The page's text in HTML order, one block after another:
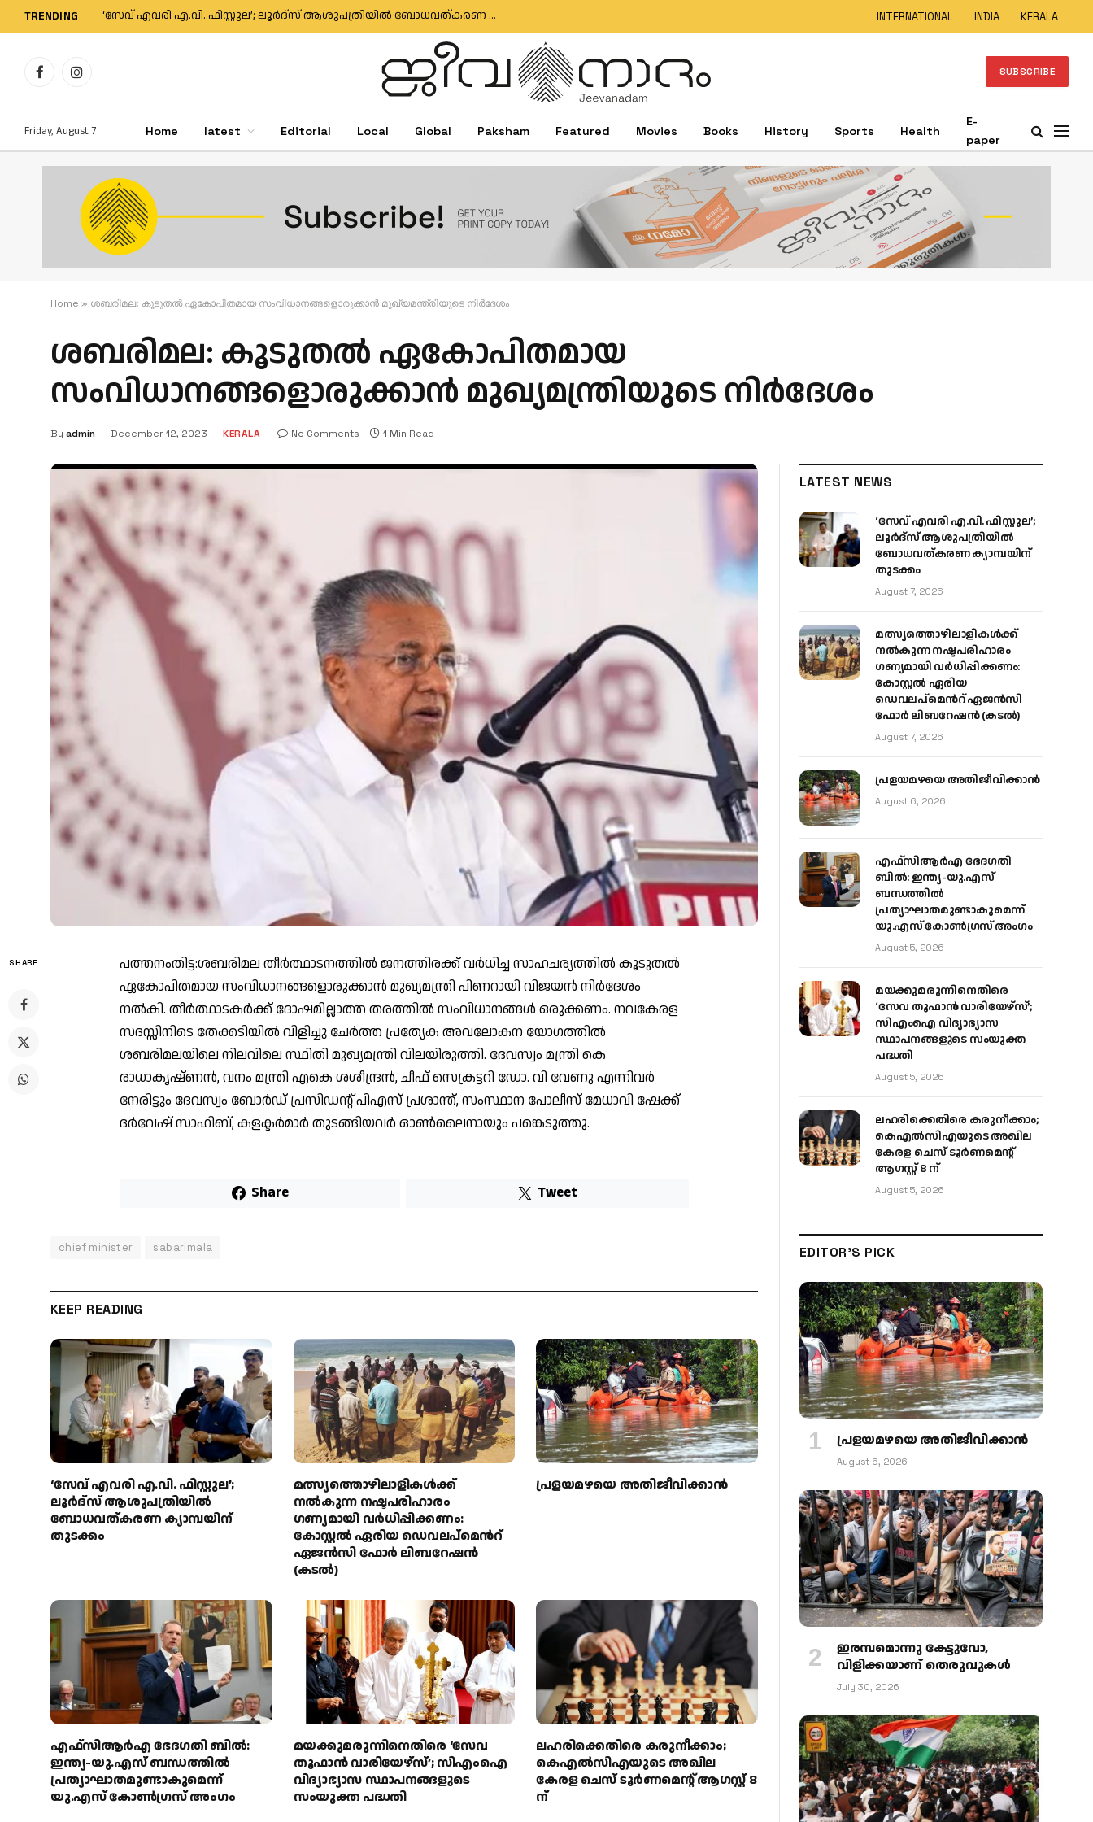
TRENDING ‘സേവ് എവരി എ.വി. ഫിസ്റ്റുല’; ലൂർദ്‌സ് ആശുപത്രിയിൽ ബോധവത്കരണ ക്യാമ്പയിന് തുടക്കം INTERNATIONAL INDIA KERALA
FacebookInstagram SUBSCRIBE
Friday, August 7 Home latest Editorial Local Global Paksham Featured Movies Books History Sports Health
E-
paper
Home » ശബരിമല: കൂടുതൽ ഏകോപിതമായ സംവിധാനങ്ങളൊരുക്കാൻ മുഖ്യമന്ത്രിയുടെ നിർദേശം
ശബരിമല: കൂടുതൽ ഏകോപിതമായ
സംവിധാനങ്ങളൊരുക്കാൻ മുഖ്യമന്ത്രിയുടെ നിർദേശം
By admin December 12, 2023 KERALA No Comments 1 Min Read
SHARE
പത്തനംതിട്ട:ശബരിമല തീർത്ഥാടനത്തിൽ ജനത്തിരക്ക് വർധിച്ച സാഹചര്യത്തിൽ കൂടുതൽ
ഏകോപിതമായ സംവിധാനങ്ങളൊരുക്കാൻ മുഖ്യമന്ത്രി പിണറായി വിജയൻ നിർദേശം
നൽകി. തീർത്ഥാടകർക്ക് ദോഷമില്ലാത്ത തരത്തിൽ സംവിധാനങ്ങൾ ഒരുക്കണം. നവകേരള
സദസ്സിനിടെ തേക്കടിയിൽ വിളിച്ചു ചേർത്ത പ്രത്യേക അവലോകന യോഗത്തിൽ
ശബരിമലയിലെ നിലവിലെ സ്ഥിതി മുഖ്യമന്ത്രി വിലയിരുത്തി. ദേവസ്വം മന്ത്രി കെ
രാധാകൃഷ്ണൻ, വനം മന്ത്രി എകെ ശശീന്ദ്രൻ, ചീഫ് സെക്രട്ടറി ഡോ. വി വേണു എന്നിവർ
നേരിട്ടും ദേവസ്വം ബോർഡ് പ്രസിഡന്റ് പിഎസ് പ്രശാന്ത്, സംസ്ഥാന പോലീസ് മേധാവി ഷേക്ക്
ദർവേഷ് സാഹിബ്, കളക്ടർമാർ തുടങ്ങിയവർ ഓൺലൈനായും പങ്കെടുത്തു.
Share Tweet
chief minister sabarimala
KEEP READING
‘സേവ് എവരി എ.വി. ഫിസ്റ്റുല’;
ലൂർദ്‌സ് ആശുപത്രിയിൽ
ബോധവത്കരണ ക്യാമ്പയിന്
തുടക്കം
മത്സ്യത്തൊഴിലാളികള്‍ക്ക്
നല്‍കുന്ന നഷ്ടപരിഹാരം
ഗണ്യമായി വര്‍ധിപ്പിക്കണം:
കോസ്റ്റല്‍ ഏരിയ ഡെവലപ്മെന്‍റ്
ഏജന്‍സി ഫോര്‍ ലിബറേഷന്‍
(കടല്‍)
പ്രളയമഴയെ അതിജീവിക്കാന്‍
എഫ്‌സിആർഎ ഭേദഗതി ബിൽ:
ഇന്ത്യ-യു.എസ് ബന്ധത്തിൽ
പ്രത്യാഘാതമുണ്ടാകുമെന്ന്
യു.എസ് കോൺഗ്രസ് അംഗം
മയക്കുമരുന്നിനെതിരെ ‘സേവ
തൂഫാൻ വാരിയേഴ്‌സ്’; സിഎംഐ
വിദ്യാഭ്യാസ സ്ഥാപനങ്ങളുടെ
സംയുക്ത പദ്ധതി
ലഹരിക്കെതിരെ കരുനീക്കാം;
കെഎൽസിഎയുടെ അഖില
കേരള ചെസ് ടൂർണമെന്റ് ആഗസ്റ്റ് 8
ന്
LATEST NEWS
‘സേവ് എവരി എ.വി. ഫിസ്റ്റുല’;
ലൂർദ്‌സ് ആശുപത്രിയിൽ
ബോധവത്കരണ ക്യാമ്പയിന്
തുടക്കം
August 7, 2026
മത്സ്യത്തൊഴിലാളികള്‍ക്ക്
നല്‍കുന്ന നഷ്ടപരിഹാരം
ഗണ്യമായി വര്‍ധിപ്പിക്കണം:
കോസ്റ്റല്‍ ഏരിയ
ഡെവലപ്മെന്‍റ് ഏജന്‍സി
ഫോര്‍ ലിബറേഷന്‍ (കടല്‍)
August 7, 2026
പ്രളയമഴയെ അതിജീവിക്കാന്‍
August 6, 2026
എഫ്‌സിആർഎ ഭേദഗതി
ബിൽ: ഇന്ത്യ-യു.എസ്
ബന്ധത്തിൽ
പ്രത്യാഘാതമുണ്ടാകുമെന്ന്
യു.എസ് കോൺഗ്രസ് അംഗം
August 5, 2026
മയക്കുമരുന്നിനെതിരെ
‘സേവ തൂഫാൻ വാരിയേഴ്‌സ്’;
സിഎംഐ വിദ്യാഭ്യാസ
സ്ഥാപനങ്ങളുടെ സംയുക്ത
പദ്ധതി
August 5, 2026
ലഹരിക്കെതിരെ കരുനീക്കാം;
കെഎൽസിഎയുടെ അഖില
കേരള ചെസ് ടൂർണമെന്റ്
ആഗസ്റ്റ് 8 ന്
August 5, 2026
EDITOR'S PICK
പ്രളയമഴയെ അതിജീവിക്കാന്‍
August 6, 2026
ഇരമ്പമൊന്നു കേട്ടുവോ,
വിളിക്കയാണ് തെരുവുകള്‍
July 30, 2026